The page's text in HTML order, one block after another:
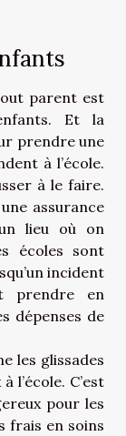
parent est
Et la
prendre une
à l’école.
à le faire.
assurance
lieu où on
écoles sont
incident
prendre en
dépenses de
les glissades
l’école. C’est
pour les
frais en soins